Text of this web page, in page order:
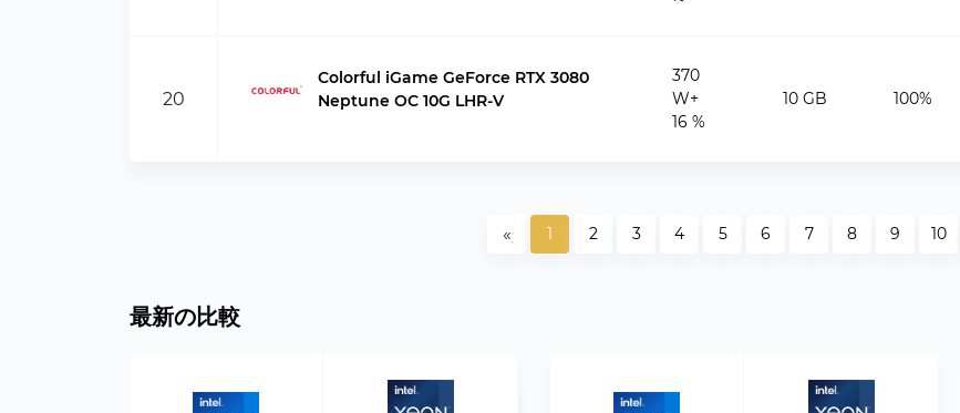
20
Colorful iGame GeForce RTX 3080
Neptune OC 10G LHR-V
370
W+
16 %
10 GB 100%
« 1 2 3 4 5 6 7 8 9 10
最新の比較